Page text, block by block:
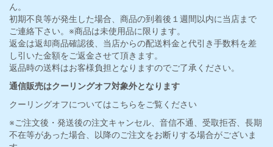
ん。
初期不良等が発生した場合、商品の到着後１週間以内に当店まで
ご連絡下さい。※商品は未使用品に限ります。
返金は返却商品確認後、当店からの配送料金と代引き手数料を差
し引いた金額をご返金させて頂きます。
返品時の送料はお客様負担となりますのでご了承ください。
通信販売はクーリングオフ対象外となります
クーリングオフについてはこちらをご覧ください
※ご注文後・発送後の注文キャンセル、音信不通、受取拒否、長期
不在等があった場合、以降のご注文をお断りする場合がございま